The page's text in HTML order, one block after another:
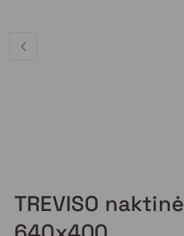
TREVISO